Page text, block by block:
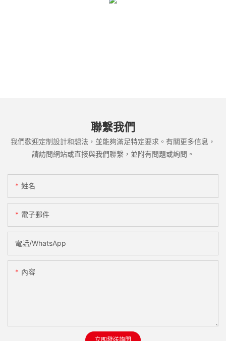
聯繫我們
我們歡迎定制設計和想法，並能夠滿足特定要求。有關更多信息，
請訪問網站或直接與我們聯繫，並附有問題或詢問。
姓名
電子郵件
電話/WhatsApp
內容